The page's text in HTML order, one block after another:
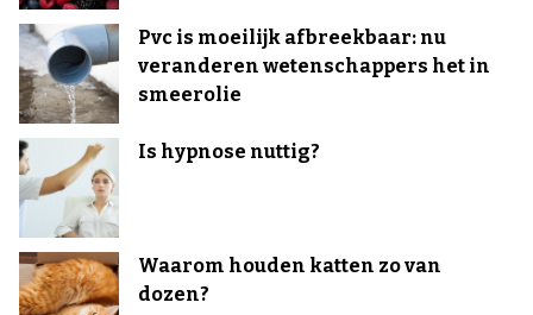
Pvc is moeilijk afbreekbaar: nu
veranderen wetenschappers het in
smeerolie
Is hypnose nuttig?
Waarom houden katten zo van
dozen?